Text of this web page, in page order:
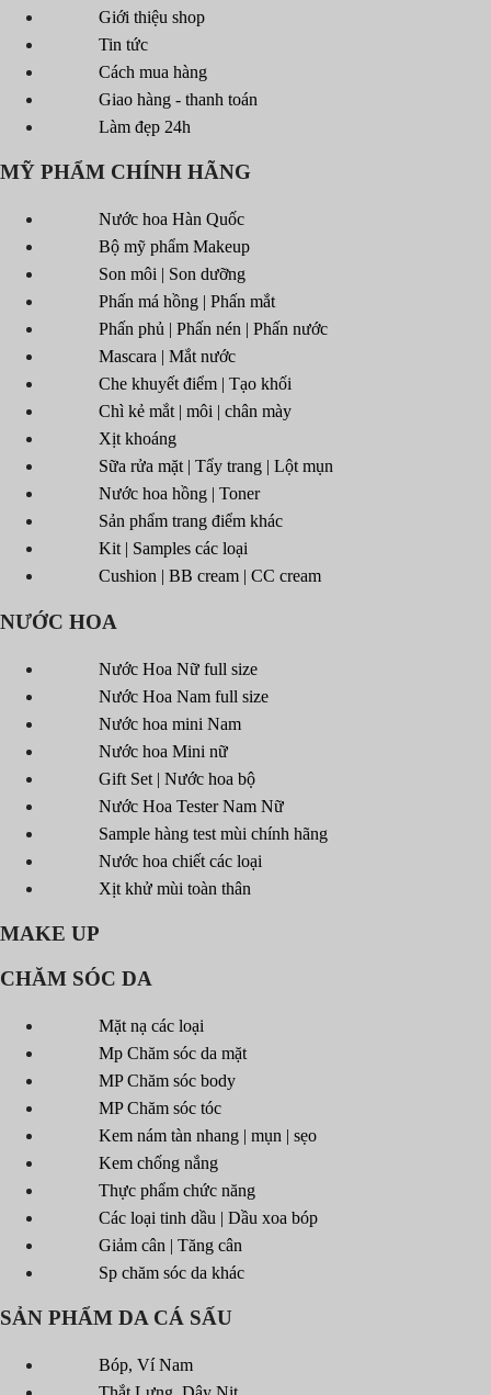
Giới thiệu shop
Tin tức
Cách mua hàng
Giao hàng - thanh toán
Làm đẹp 24h
MỸ PHẨM CHÍNH HÃNG
Nước hoa Hàn Quốc
Bộ mỹ phẩm Makeup
Son môi | Son dưỡng
Phấn má hồng | Phấn mắt
Phấn phủ | Phấn nén | Phấn nước
Mascara | Mắt nước
Che khuyết điểm | Tạo khối
Chì kẻ mắt | môi | chân mày
Xịt khoáng
Sữa rửa mặt | Tẩy trang | Lột mụn
Nước hoa hồng | Toner
Sản phẩm trang điểm khác
Kit | Samples các loại
Cushion | BB cream | CC cream
NƯỚC HOA
Nước Hoa Nữ full size
Nước Hoa Nam full size
Nước hoa mini Nam
Nước hoa Mini nữ
Gift Set | Nước hoa bộ
Nước Hoa Tester Nam Nữ
Sample hàng test mùi chính hãng
Nước hoa chiết các loại
Xịt khử mùi toàn thân
MAKE UP
CHĂM SÓC DA
Mặt nạ các loại
Mp Chăm sóc da mặt
MP Chăm sóc body
MP Chăm sóc tóc
Kem nám tàn nhang | mụn | sẹo
Kem chống nắng
Thực phẩm chức năng
Các loại tinh dầu | Dầu xoa bóp
Giảm cân | Tăng cân
Sp chăm sóc da khác
SẢN PHẨM DA CÁ SẤU
Bóp, Ví Nam